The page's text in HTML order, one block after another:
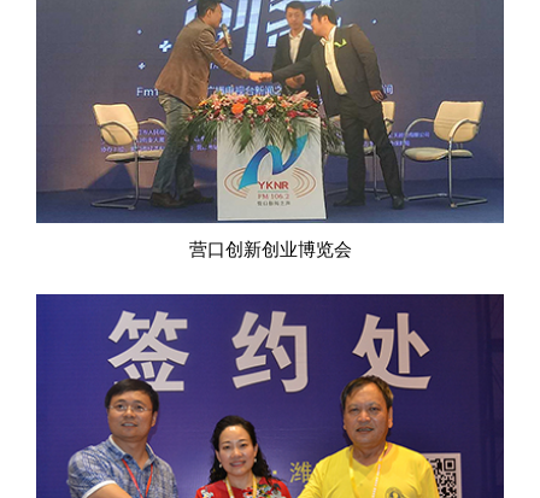
营口创新创业博览会